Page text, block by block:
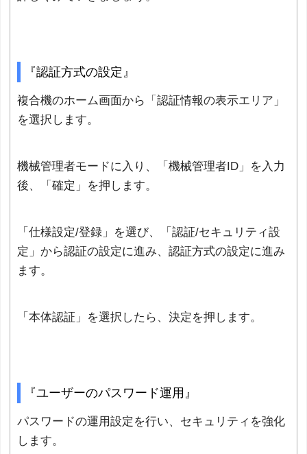
『認証方式の設定』
複合機のホーム画面から「認証情報の表示エリア」
を選択します。
機械管理者モードに入り、「機械管理者ID」を入力
後、「確定」を押します。
「仕様設定/登録」を選び、「認証/セキュリティ設
定」から認証の設定に進み、認証方式の設定に進み
ます。
「本体認証」を選択したら、決定を押します。
『ユーザーのパスワード運用』
パスワードの運用設定を行い、セキュリティを強化
します。